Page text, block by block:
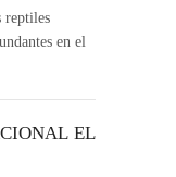
reptiles
en el
EL